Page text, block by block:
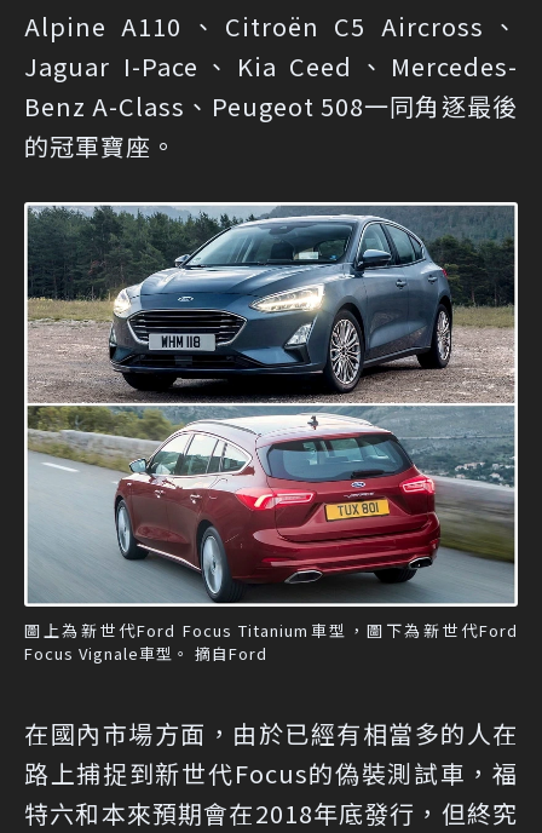
Alpine A110、Citroën C5 Aircross、
Jaguar I-Pace、Kia Ceed、Mercedes-
Benz A-Class、Peugeot 508一同角逐最後
的冠軍寶座。
圖上為新世代Ford Focus Titanium車型，圖下為新世代Ford
Focus Vignale車型。 摘自Ford
在國內市場方面，由於已經有相當多的人在
路上捕捉到新世代Focus的偽裝測試車，福
特六和本來預期會在2018年底發行，但終究